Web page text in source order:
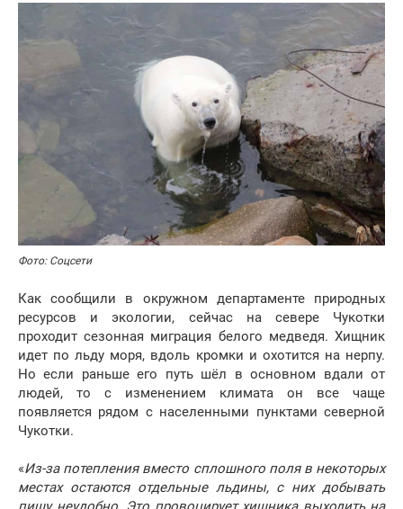
Фото: Соцсети
Как сообщили в окружном департаменте природных
ресурсов и экологии, сейчас на севере Чукотки
проходит сезонная миграция белого медведя. Хищник
идет по льду моря, вдоль кромки и охотится на нерпу.
Но если раньше его путь шёл в основном вдали от
людей, то с изменением климата он все чаще
появляется рядом с населенными пунктами северной
Чукотки.
«Из-за потепления вместо сплошного поля в некоторых
местах остаются отдельные льдины, с них добывать